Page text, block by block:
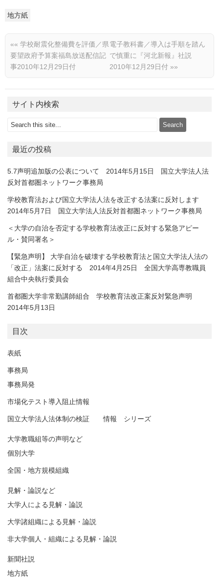
地方紙
«« 学校耐震化整備費を評価／県
要望政府予算案福島放送配信記
事2010年12月29日付
電子教科書／導入は手順を踏ん
で慎重に『河北新報』社説
2010年12月29日付 »»
サイト内検索
最近の投稿
5.7声明追加版の公表について 2014年5月15日 国立大学法人法
反対首都圏ネットワーク事務局
学校教育法および国立大学法人法を改正する法案に反対します
2014年5月7日 国立大学法人法反対首都圏ネットワーク事務局
＜大学の自治を否定する学校教育法改正に反対する緊急アピー
ル・賛同署名＞
【緊急声明】 大学自治を破壊する学校教育法と国立大学法人法の
「改正」法案に反対する 2014年4月25日 全国大学高専教職員
組合中央執行委員会
首都圏大学非常勤講師組合 学校教育法改正案反対緊急声明
2014年5月13日
目次
表紙
事務局
事務局発
市場化テスト導入阻止情報
国立大学法人法体制の検証 情報 シリーズ
大学教職組等の声明など
個別大学
全国・地方規模組織
見解・論説など
大学人による見解・論説
大学諸組織による見解・論説
非大学個人・組織による見解・論説
新聞社説
地方紙